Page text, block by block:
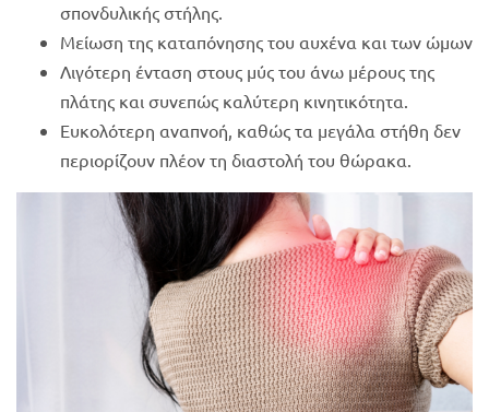
σπονδυλικής στήλης.
Μείωση της καταπόνησης του αυχένα και των ώμων
Λιγότερη ένταση στους μύς του άνω μέρους της
πλάτης και συνεπώς καλύτερη κινητικότητα.
Ευκολότερη αναπνοή, καθώς τα μεγάλα στήθη δεν
περιορίζουν πλέον τη διαστολή του θώρακα.